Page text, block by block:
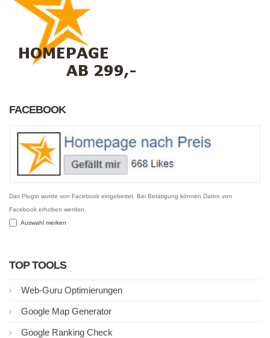
FACEBOOK
Das Plugin wurde von Facebook eingebettet. Bei Betätigung können Daten von
Facebook erhoben werden.
Auswahl merken
TOP TOOLS
Web-Guru Optimierungen
Google Map Generator
Google Ranking Check